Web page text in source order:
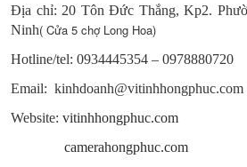
Địa chỉ: 20 Tôn Đức Thắng, Kp2.
Ninh( Cửa 5 chợ Long Hoa)
Hotline/tel: 0934445354 – 0978880720
Email: kinhdoanh@vitinhhongphuc.com
Website: vitinhhongphuc.com
camerahongphuc.com